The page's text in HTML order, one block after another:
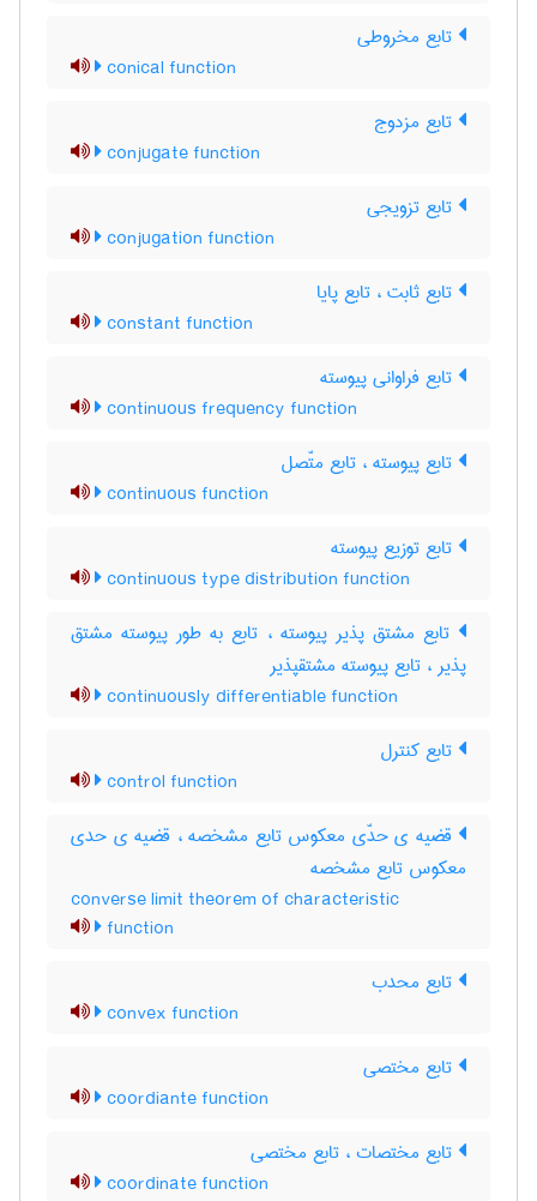
تابع مخروطی
conical function
تابع مزدوج
conjugate function
تابع تزویجی
conjugation function
تابع ثابت ، تابع پایا
constant function
تابع فراوانی پیوسته
continuous frequency function
تابع پیوسته ، تابع متّصل
continuous function
تابع توزیع پیوسته
continuous type distribution function
تابع مشتق پذیر پیوسته ، تابع به طور پیوسته مشتق
پذیر ، تابع پیوسته مشتقپذیر
continuously differentiable function
تابع کنترل
control function
قضیه ی حدّی معکوس تابع مشخصه ، قضیه ی حدی
معکوس تابع مشخصه
converse limit theorem of characteristic
function
تابع محدب
convex function
تابع مختصی
coordiante function
تابع مختصات ، تابع مختصی
coordinate function